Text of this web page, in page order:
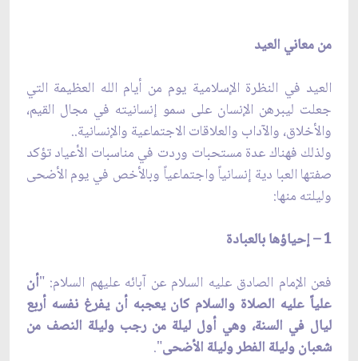
من معاني العيد
العيد في النظرة الإسلامية يوم من أيام الله العظيمة التي
جعلت ليبرهن الإنسان على سمو إنسانيته في مجال القيم،
والأخلاق، والآداب والعلاقات الاجتماعية والإنسانية..
ولذلك فهناك عدة مستحبات وردت في مناسبات الأعياد تؤكد
صفتها العبا دية إنسانياً واجتماعياً وبالأخص في يوم الأضحى
وليلته منها:
1 – إحياؤها بالعبادة
فعن الإمام الصادق عليه السلام عن آبائه عليهم السلام: "أن
علياً عليه الصلاة والسلام كان يعجبه أن يفرغ نفسه أربع
ليال في السنة، وهي أول ليلة من رجب وليلة النصف من
شعبان وليلة الفطر وليلة الأضحى".